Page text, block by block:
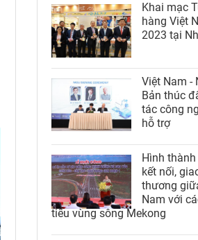
Khai mạc
hàng Việt
2023 tại
Việt Nam -
Bản thúc
tác công
hỗ trợ
Hình
kết nối,
thương
Nam với
tiểu vùng sông Mekong